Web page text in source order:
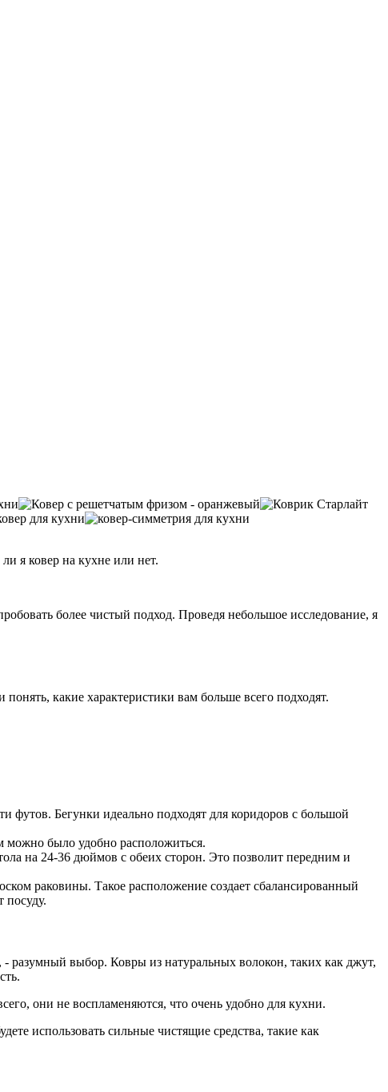
я ковер на кухне или нет.
более чистый подход. Проведя небольшое исследование, я
какие характеристики вам больше всего подходят.
футов. Бегунки идеально подходят для коридоров с большой
можно было удобно расположиться.
на 24-36 дюймов с обеих сторон. Это позволит передним и
раковины. Такое расположение создает сбалансированный
посуду.
выбор. Ковры из натуральных волокон, таких как джут,
они не воспламеняются, что очень удобно для кухни.
использовать сильные чистящие средства, такие как